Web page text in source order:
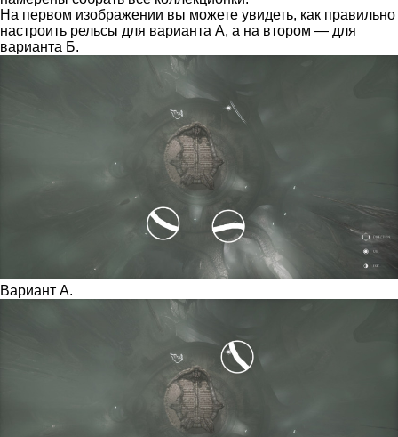
На первом изображении вы можете увидеть, как правильно
настроить рельсы для варианта А, а на втором — для
варианта Б.
Вариант А.